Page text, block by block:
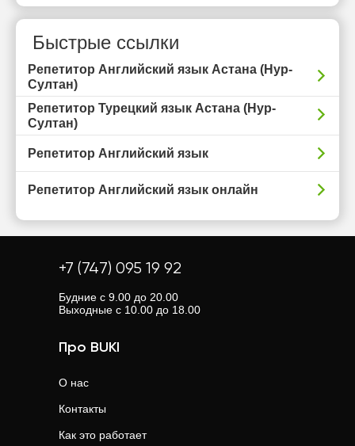
Быстрые ссылки
Репетитор Английский язык Астана (Нур-
Султан)
Репетитор Турецкий язык Астана (Нур-
Султан)
Репетитор Английский язык
Репетитор Английский язык онлайн
+7 (747) 095 19 92
Будние с 9.00 до 20.00
Выходные с 10.00 до 18.00
Про BUKI
О нас
Контакты
Как это работает